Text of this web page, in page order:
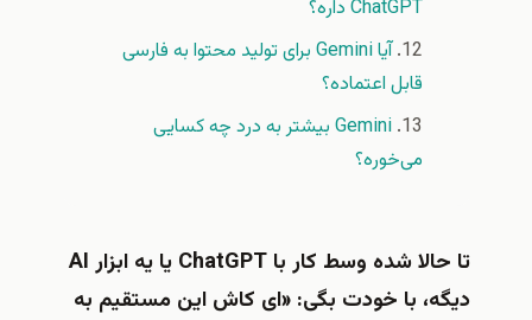
ChatGPT داره؟
آیا Gemini برای تولید محتوا به فارسی
قابل اعتماده؟
Gemini بیشتر به درد چه کسایی
می‌خوره؟
تا حالا شده وسط کار با ChatGPT یا یه ابزار AI
دیگه، با خودت بگی: «ای کاش این مستقیم به